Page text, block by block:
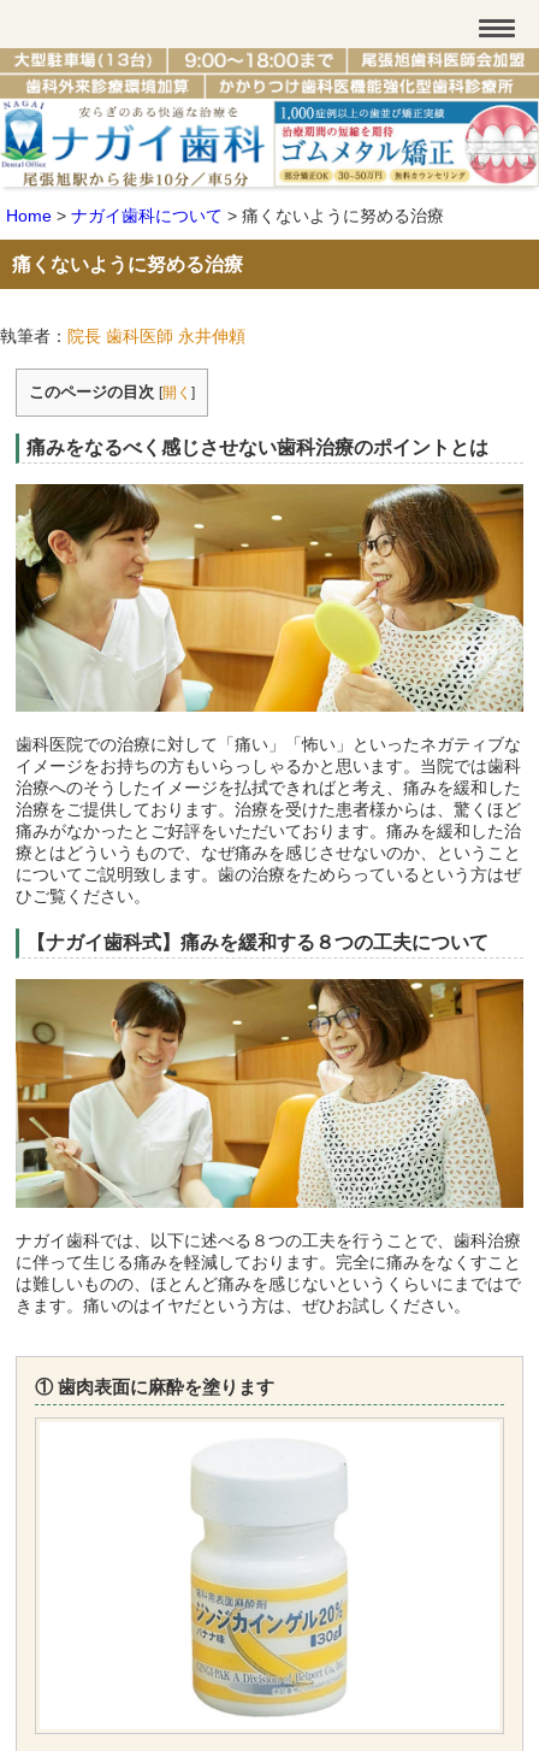
Home > ナガイ歯科について > 痛くないように努める治療
痛くないように努める治療
執筆者： 院長 歯科医師 永井伸頼
このページの目次 [開く]
痛みをなるべく感じさせない歯科治療のポイントとは
歯科医院での治療に対して「痛い」「怖い」といったネガティブな
イメージをお持ちの方もいらっしゃるかと思います。当院では歯科
治療へのそうしたイメージを払拭できればと考え、痛みを緩和した
治療をご提供しております。治療を受けた患者様からは、驚くほど
痛みがなかったとご好評をいただいております。痛みを緩和した治
療とはどういうもので、なぜ痛みを感じさせないのか、ということ
についてご説明致します。歯の治療をためらっているという方はぜ
ひご覧ください。
【ナガイ歯科式】痛みを緩和する８つの工夫について
ナガイ歯科では、以下に述べる８つの工夫を行うことで、歯科治療
に伴って生じる痛みを軽減しております。完全に痛みをなくすこと
は難しいものの、ほとんど痛みを感じないというくらいにまではで
きます。痛いのはイヤだという方は、ぜひお試しください。
① 歯肉表面に麻酔を塗ります